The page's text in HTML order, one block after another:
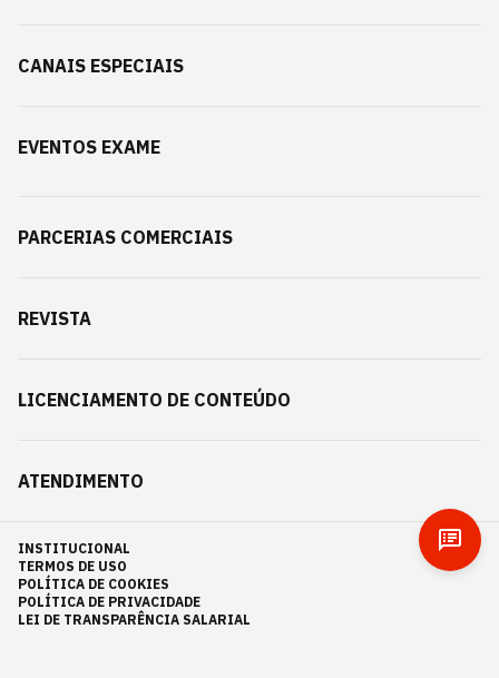
CANAIS ESPECIAIS
EVENTOS EXAME
PARCERIAS COMERCIAIS
REVISTA
LICENCIAMENTO DE CONTEÚDO
ATENDIMENTO
INSTITUCIONAL
TERMOS DE USO
POLÍTICA DE COOKIES
POLÍTICA DE PRIVACIDADE
LEI DE TRANSPARÊNCIA SALARIAL